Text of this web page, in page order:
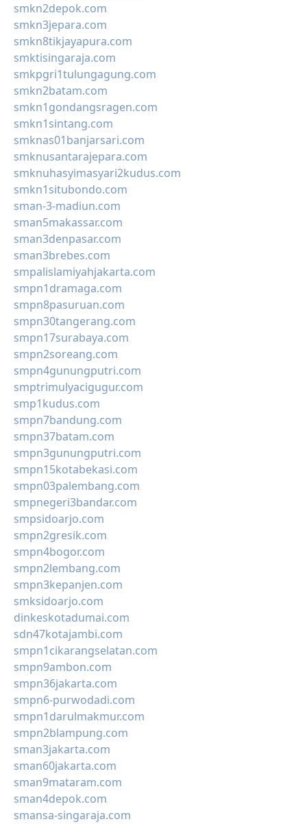
smkn2depok.com
smkn3jepara.com
smkn8tikjayapura.com
smktisingaraja.com
smkpgri1tulungagung.com
smkn2batam.com
smkn1gondangsragen.com
smkn1sintang.com
smknas01banjarsari.com
smknusantarajepara.com
smknuhasyimasyari2kudus.com
smkn1situbondo.com
sman-3-madiun.com
sman5makassar.com
sman3denpasar.com
sman3brebes.com
smpalislamiyahjakarta.com
smpn1dramaga.com
smpn8pasuruan.com
smpn30tangerang.com
smpn17surabaya.com
smpn2soreang.com
smpn4gunungputri.com
smptrimulyacigugur.com
smp1kudus.com
smpn7bandung.com
smpn37batam.com
smpn3gunungputri.com
smpn15kotabekasi.com
smpn03palembang.com
smpnegeri3bandar.com
smpsidoarjo.com
smpn2gresik.com
smpn4bogor.com
smpn2lembang.com
smpn3kepanjen.com
smksidoarjo.com
dinkeskotadumai.com
sdn47kotajambi.com
smpn1cikarangselatan.com
smpn9ambon.com
smpn36jakarta.com
smpn6-purwodadi.com
smpn1darulmakmur.com
smpn2blampung.com
sman3jakarta.com
sman60jakarta.com
sman9mataram.com
sman4depok.com
smansa-singaraja.com